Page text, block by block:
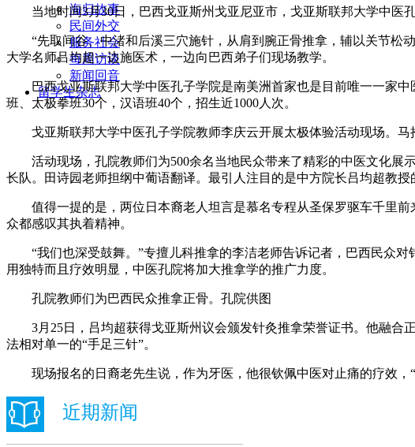
海归故事
民间外交
服务社会
每周访谈
新闻回音
留学生杂志
当地时间3月30日，巴西戈亚斯州戈亚尼亚市，戈亚斯联邦大学中
“先取间谷、中渚和后溪三穴施针，从肩到腕正骨推拿，辅以关节松
大学名师吕均超一边施医术，一边向巴西弟子们现场教学。
巴西戈亚斯联邦大学中医孔子学院是南美洲首家也是目前唯一一家中
班、太极拳班30个，汉语班40个，招生近1000人次。
戈亚斯联邦大学中医孔子学院教师李庆云开展太极体验活动现场。马
活动现场，孔院教师们为500余名当地民众带来了精彩的中医文化展
长队。田诗园老师担纲中葡语翻译。最引人注目的是中方院长吕均超教授
值得一提的是，两位日本裔老人坦言是慕名专程从圣保罗驱车千里前
众都感叹其执着精神。
“我们也深受鼓舞。”专擅儿科推拿的李洁老师告诉记者，巴西民众对
用独特而且疗效明显，中医孔院将加大推拿学的推广力度。
孔院教师们为巴西民众推拿正骨。孔院供图
3月25日，吕均超获得戈亚斯州议会颁发针灸推拿荣誉证书。他融合
法相对单一的“手足三针”。
现场报名的日裔老先生说，作为牙医，他很钦佩中医对止痛的疗效，